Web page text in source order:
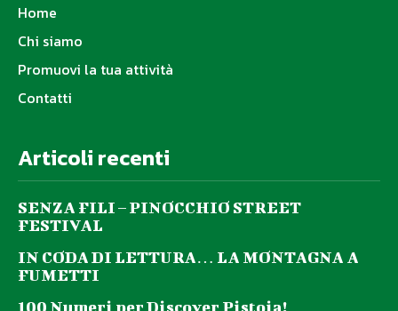
Home
Chi siamo
Promuovi la tua attività
Contatti
Articoli recenti
SENZA FILI – PINOCCHIO STREET
FESTIVAL
IN CODA DI LETTURA… LA MONTAGNA A
FUMETTI
100 Numeri per Discover Pistoia!